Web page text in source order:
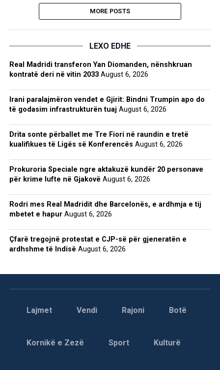
MORE POSTS
LEXO EDHE
Real Madridi transferon Yan Diomanden, nënshkruan
kontratë deri në vitin 2033 August 6, 2026
Irani paralajmëron vendet e Gjirit: Bindni Trumpin apo do
të godasim infrastrukturën tuaj August 6, 2026
Drita sonte përballet me Tre Fiori në raundin e tretë
kualifikues të Ligës së Konferencës August 6, 2026
Prokuroria Speciale ngre aktakuzë kundër 20 personave
për krime lufte në Gjakovë August 6, 2026
Rodri mes Real Madridit dhe Barcelonës, e ardhmja e tij
mbetet e hapur August 6, 2026
Çfarë tregojnë protestat e CJP-së për gjeneratën e
ardhshme të Indisë August 6, 2026
Lajmet Vendi Rajoni Botë
Kornikë e Zezë Sport Kulturë